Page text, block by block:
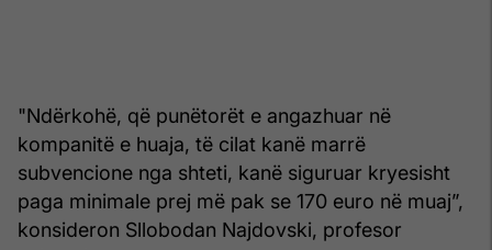
"Ndërkohë, që punëtorët e angazhuar në
kompanitë e huaja, të cilat kanë marrë
subvencione nga shteti, kanë siguruar kryesisht
paga minimale prej më pak se 170 euro në muaj”,
konsideron Sllobodan Najdovski, profesor